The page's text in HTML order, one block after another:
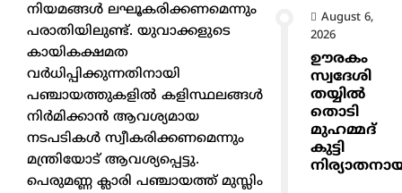
നിയമങ്ങൾ ലഘൂകരിക്കണമെന്നും
പരാതിയിലുണ്ട്. യുവാക്കളുടെ
കായികക്ഷമത
വർധിപ്പിക്കുന്നതിനായി
പഞ്ചായത്തുകളിൽ കളിസ്ഥലങ്ങൾ
നിർമിക്കാൻ ആവശ്യമായ
നടപടികൾ സ്വീകരിക്കണമെന്നും
മന്ത്രിയോട് ആവശ്യപ്പെട്ടു.
പെരുമണ്ണ ക്ലാരി പഞ്ചായത്ത് മുസ്ലിം
August 6,
2026
ഊരകം
സ്വദേശി
തയ്യിൽ
തൊടി
മുഹമ്മദ്
കുട്ടി